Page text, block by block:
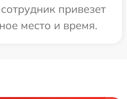
привезет
место и время.